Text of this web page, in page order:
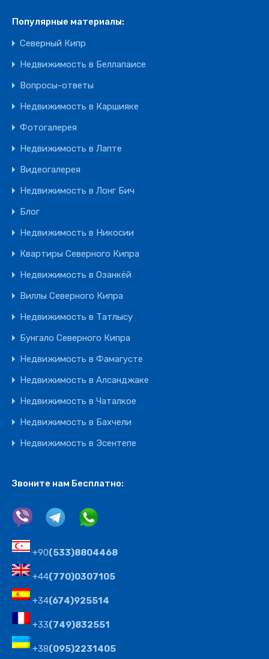
Популярные материалы:
Северный Кипр
Недвижимость в Беллапаисе
Вопросы-ответы
Недвижимость в Каршияке
Фотогалерея
Недвижимость в Лапте
Видеогалерея
Недвижимость в Лонг Бич
Блог
Недвижимость в Никосии
Квартиры Северного Кипра
Недвижимость в Озанкёй
Виллы Северного Кипра
Недвижимость в Татлысу
Бунгало Северного Кипра
Недвижимость в Фамагусте
Недвижимость в Алсанджаке
Недвижимость в Чаталкое
Недвижимость в Бахчели
Недвижимость в Эсентепе
Звоните нам Бесплатно:
+90(533)8804468
+44(770)0307105
+34(674)925514
+33(749)832551
+38(095)2231405